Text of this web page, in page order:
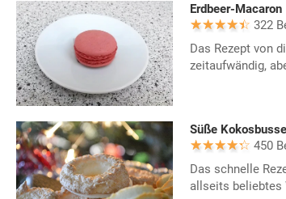
Erdbeer-Macaron
322
Das Rezept von
zeitaufwändig,
Süße
450
Das schnelle
allseits beliebtes